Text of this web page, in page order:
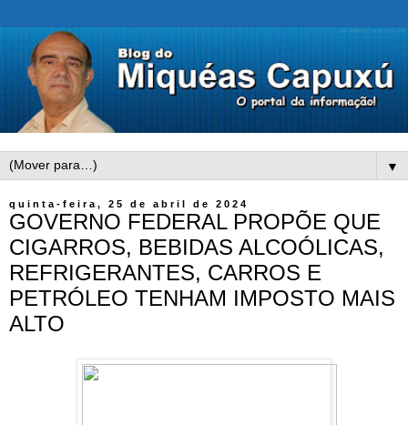
▼
quinta-feira, 25 de abril de 2024
GOVERNO FEDERAL PROPÕE QUE
CIGARROS, BEBIDAS ALCOÓLICAS,
REFRIGERANTES, CARROS E
PETRÓLEO TENHAM IMPOSTO MAIS
ALTO